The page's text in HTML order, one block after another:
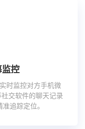
监控
时监控对方手机微
交软件的聊天记录
追踪定位。